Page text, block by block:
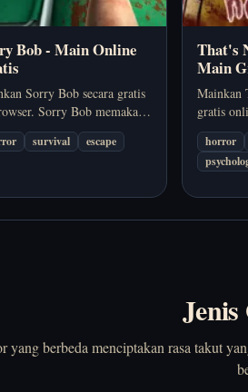
Bob - Main Online
Sorry Bob secara gratis
Sorry Bob memakai
pandang first-person untuk
ketegangan terasa
benar santai.
survival escape
That's
Main
Mainkan
gratis
Not My
observasi
yang
kamu
horror
yang berbeda menciptakan rasa takut